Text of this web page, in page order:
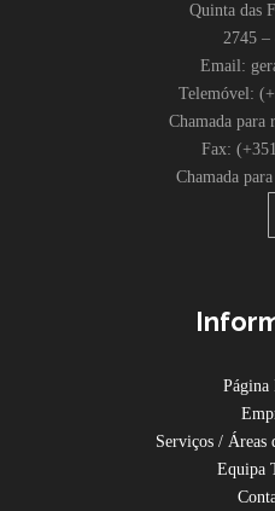
Quinta das
2745 –
Email:
Telemóvel:
Chamada para
Fax:
Chamada
Serviços / Áreas
Equipa